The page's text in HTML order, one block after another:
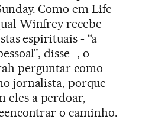
Como em Life
Winfrey recebe
espirituais - “a
disse -, o
perguntar como
jornalista, porque
eles a perdoar,
o caminho.